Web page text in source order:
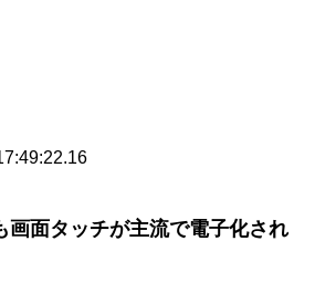
画面タッチが主流で電子化され